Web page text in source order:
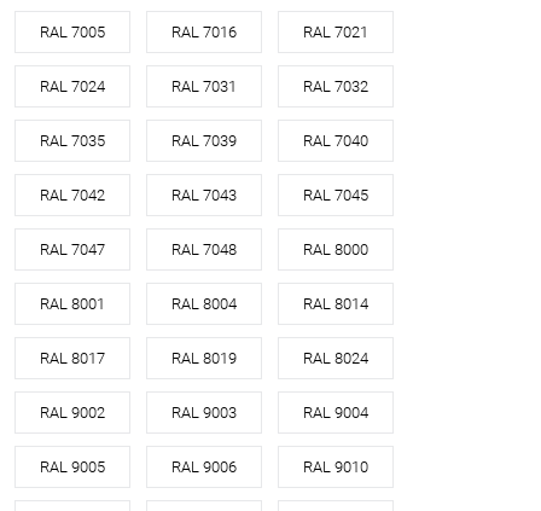
RAL 7005 RAL 7016 RAL 7021
RAL 7024 RAL 7031 RAL 7032
RAL 7035 RAL 7039 RAL 7040
RAL 7042 RAL 7043 RAL 7045
RAL 7047 RAL 7048 RAL 8000
RAL 8001 RAL 8004 RAL 8014
RAL 8017 RAL 8019 RAL 8024
RAL 9002 RAL 9003 RAL 9004
RAL 9005 RAL 9006 RAL 9010